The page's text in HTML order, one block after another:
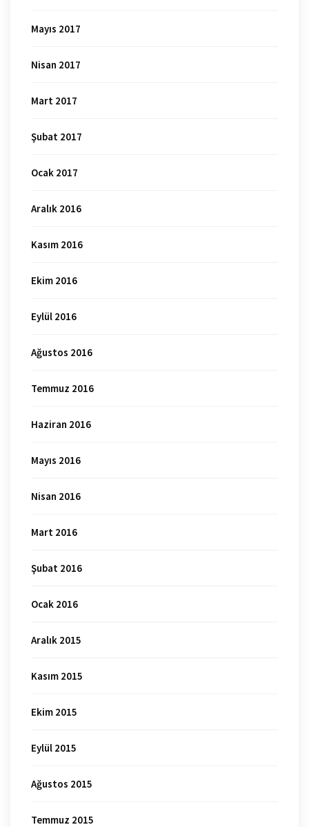
Mayıs 2017
Nisan 2017
Mart 2017
Şubat 2017
Ocak 2017
Aralık 2016
Kasım 2016
Ekim 2016
Eylül 2016
Ağustos 2016
Temmuz 2016
Haziran 2016
Mayıs 2016
Nisan 2016
Mart 2016
Şubat 2016
Ocak 2016
Aralık 2015
Kasım 2015
Ekim 2015
Eylül 2015
Ağustos 2015
Temmuz 2015